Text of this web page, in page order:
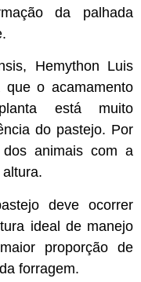
da palhada
Hemython Luis
que o acamamento
está muito
do pastejo. Por
animais com a
deve ocorrer
ideal de manejo
proporção de
forragem.